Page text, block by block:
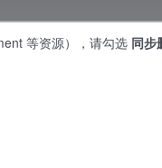
等资源），请勾选 同步